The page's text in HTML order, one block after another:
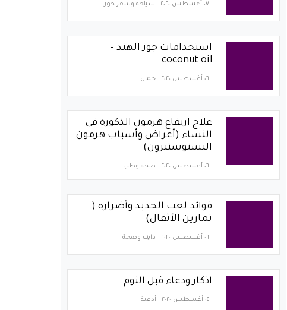
٠٧ أغسطس ٢٠٢٠ سياحة وسفر حور
استخدامات جوز الهند -
coconut oil
٠٦ أغسطس ٢٠٢٠ جمال
علاج ارتفاع هرمون الذكورة في
النساء (أعراض وأسباب هرمون
التستوستيرون)
٠٦ أغسطس ٢٠٢٠ صحة وطب
فوائد لعب الحديد وأضراره (
تمارين الأثقال)
٠٦ أغسطس ٢٠٢٠ دايت وصحة
اذكار ودعاء قبل النوم
٠٤ أغسطس ٢٠٢٠ أدعية